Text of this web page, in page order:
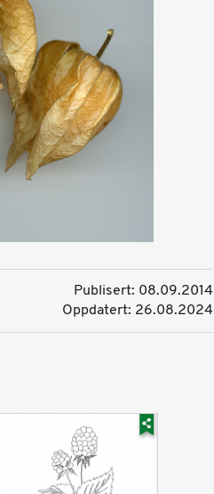
Publisert: 08.09.2014
Oppdatert: 26.08.2024